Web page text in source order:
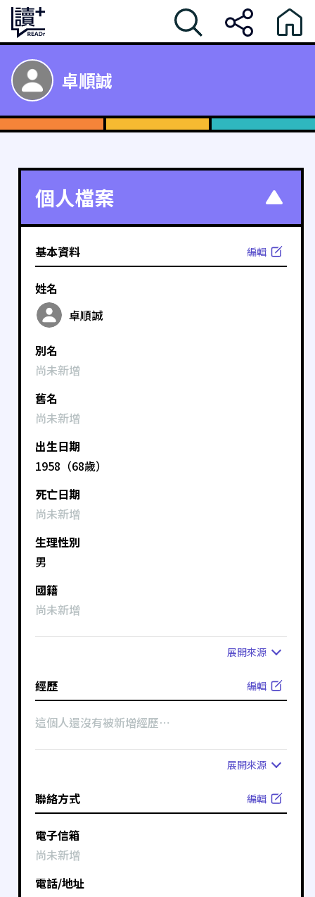
卓順誠
個人檔案
基本資料 編輯
姓名
卓順誠
別名
尚未新增
舊名
尚未新增
出生日期
1958（68歲）
死亡日期
尚未新增
生理性別
男
國籍
尚未新增
展開來源
經歷 編輯
這個人還沒有被新增經歷⋯
展開來源
聯絡方式 編輯
電子信箱
尚未新增
電話/地址